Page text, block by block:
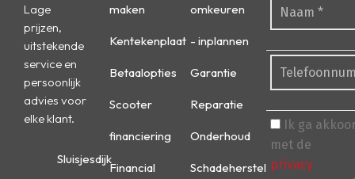
Lage
prijzen,
uitstekende
service en
persoonlijk
advies voor
elke klant.
Sluisjesdijk
maken
Kentekenplaat
Betaalopties
Scooter
financiering
Financial
omkeuren
- inplannen
Garantie
Reparatie
Onderhoud
Schadeherstel
Ik ga
met de
privacy